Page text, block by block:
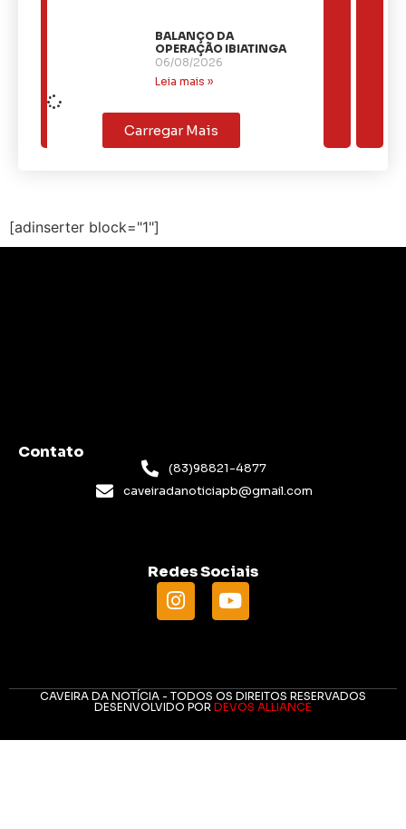
BALANÇO DA
OPERAÇÃO IBIATINGA
06/08/2026
Leia mais »
Carregar Mais
[adinserter block="1"]
Contato
(83)98821-4877
caveiradanoticiapb@gmail.com
Redes Sociais
CAVEIRA DA NOTÍCIA - TODOS OS DIREITOS RESERVADOS
DESENVOLVIDO POR DEVOS ALLIANCE